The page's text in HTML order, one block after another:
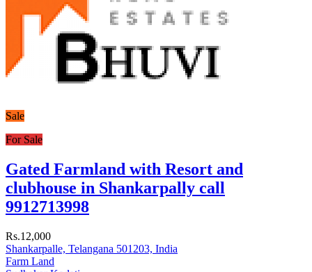
Sale
For Sale
Gated Farmland with Resort and
clubhouse in Shankarpally call
9912713998
Rs.12,000
Shankarpalle, Telangana 501203, India
Farm Land